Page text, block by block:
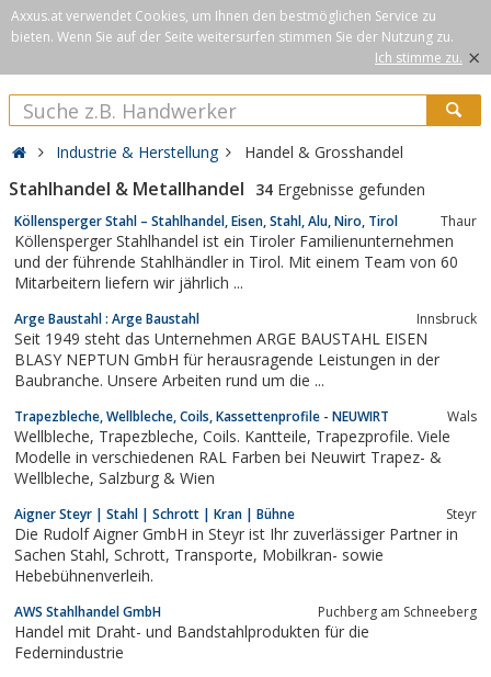
Axxus.at verwendet Cookies, um Ihnen den bestmöglichen Service zu
bieten. Wenn Sie auf der Seite weitersurfen stimmen Sie der Nutzung zu.
Ich stimme zu. ×
Industrie & Herstellung Handel & Grosshandel
Stahlhandel & Metallhandel 34 Ergebnisse gefunden
Köllensperger Stahl – Stahlhandel, Eisen, Stahl, Alu, Niro, Tirol Thaur
Köllensperger Stahlhandel ist ein Tiroler Familienunternehmen
und der führende Stahlhändler in Tirol. Mit einem Team von 60
Mitarbeitern liefern wir jährlich ...
Arge Baustahl : Arge Baustahl Innsbruck
Seit 1949 steht das Unternehmen ARGE BAUSTAHL EISEN
BLASY NEPTUN GmbH für herausragende Leistungen in der
Baubranche. Unsere Arbeiten rund um die ...
Trapezbleche, Wellbleche, Coils, Kassettenprofile - NEUWIRT Wals
Wellbleche, Trapezbleche, Coils. Kantteile, Trapezprofile. Viele
Modelle in verschiedenen RAL Farben bei Neuwirt Trapez- &
Wellbleche, Salzburg & Wien
Aigner Steyr | Stahl | Schrott | Kran | Bühne Steyr
Die Rudolf Aigner GmbH in Steyr ist Ihr zuverlässiger Partner in
Sachen Stahl, Schrott, Transporte, Mobilkran- sowie
Hebebühnenverleih.
AWS Stahlhandel GmbH Puchberg am Schneeberg
Handel mit Draht- und Bandstahlprodukten für die
Federnindustrie